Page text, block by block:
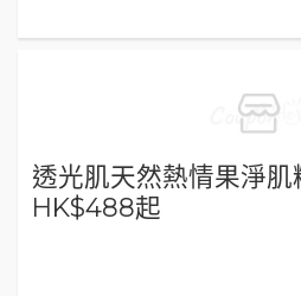
透光肌天然熱情果淨肌
HK$488起